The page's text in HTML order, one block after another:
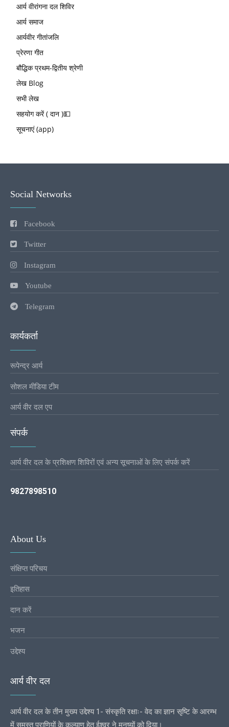
आर्य वीरांगना दल शिविर
आर्य समाज
आर्यवीर गीतांजलि
प्रेरणा गीत
बौद्धिक प्रथम-द्वितीय श्रेणी
लेख Blog
सभी लेख
सहयोग करें ( दान )💵
सूचनाएं (app)
Social Networks
Facebook
Twitter
Instagram
Youtube
Telegram
कार्यकर्ता
रूपेन्द्र आर्य
सोशल मीडिया टीम
आर्य वीर दल एप
संपर्क
आर्य वीर दल के प्रशिक्षण शिविरों एवं अन्य सूचनाओं के लिए संपर्क करें
9827898510
About Us
संक्षिप्त परिचय
इतिहास
दान करें
भजन
उद्देश्य
आर्य वीर दल
आर्य वीर दल के तीन मुख्य उद्देश्य 1- संस्कृति रक्षाः- वेद का ज्ञान सृष्टि के आरम्भ
में समस्त प्राणियों के कल्याण हेतु ईश्वर ने मनुष्यों को दिया।